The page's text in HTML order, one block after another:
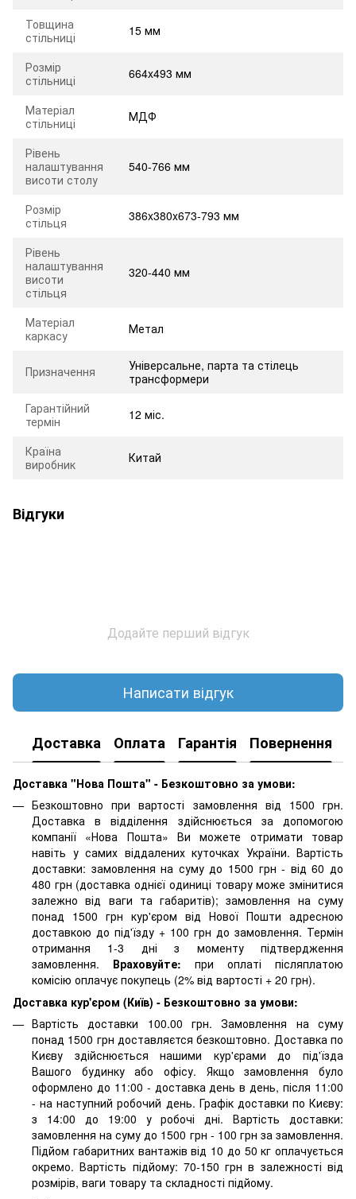
Товщина
стільниці
15 мм
Розмір
стільниці
664x493 мм
Матеріал
стільниці
МДФ
Рівень
налаштування
висоти столу
540-766 мм
Розмір
стільця
386x380x673-793 мм
Рівень
налаштування
висоти
стільця
320-440 мм
Матеріал
каркасу
Метал
Призначення
Універсальне, парта та стілець
трансформери
Гарантійний
термін
12 міс.
Країна
виробник
Китай
Відгуки
Додайте перший відгук
Написати відгук
Доставка Оплата Гарантія Повернення
Доставка "Нова Пошта" - Безкоштовно за умови:
Безкоштовно при вартості замовлення від 1500 грн.
Доставка в відділення здійснюється за допомогою
компанії «Нова Пошта» Ви можете отримати товар
навіть у самих віддалених куточках України. Вартість
доставки: замовлення на суму до 1500 грн - від 60 до
480 грн (доставка однієї одиниці товару може змінитися
залежно від ваги та габаритів); замовлення на суму
понад 1500 грн кур'єром від Нової Пошти адресною
доставкою до під'їзду + 100 грн до замовлення. Термін
отримання 1-3 дні з моменту підтвердження
замовлення. Враховуйте: при оплаті післяплатою
комісію оплачує покупець (2% від вартості + 20 грн).
Доставка кур'єром (Київ) - Безкоштовно за умови:
Вартість доставки 100.00 грн. Замовлення на суму
понад 1500 грн доставляєтся безкоштовно. Доставка по
Києву здійснюється нашими кур'єрами до під'їзда
Вашого будинку або офісу. Якщо замовлення було
оформлено до 11:00 - доставка день в день, після 11:00
- на наступний робочий день. Графік доставки по Києву:
з 14:00 до 19:00 у робочі дні. Вартість доставки:
замовлення на суму до 1500 грн - 100 грн за замовлення.
Підйом габаритних вантажів від 10 до 50 кг оплачується
окремо. Вартість підйому: 70-150 грн в залежності від
розмірів, ваги товару та складності підйому.